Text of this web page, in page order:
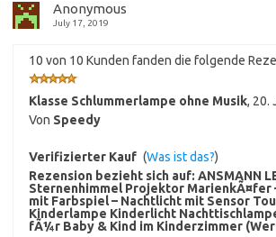
Anonymous
July 17, 2019
10 von 10 Kunden fanden die folgende
Klasse Schlummerlampe ohne Musik, 20.
Von Speedy
Verifizierter Kauf (Was ist das?)
Rezension bezieht sich auf: ANSMANN
Sternenhimmel Projektor MarienkÃ¤fer
mit Farbspiel – Nachtlicht mit Sensor
Kinderlampe Kinderlicht
fÃ¼r Baby & Kind im Kinderzimmer